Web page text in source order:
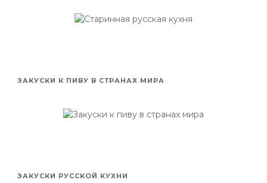
ЗАКУСКИ К ПИВУ В СТРАНАХ МИРА
ЗАКУСКИ РУССКОЙ КУХНИ